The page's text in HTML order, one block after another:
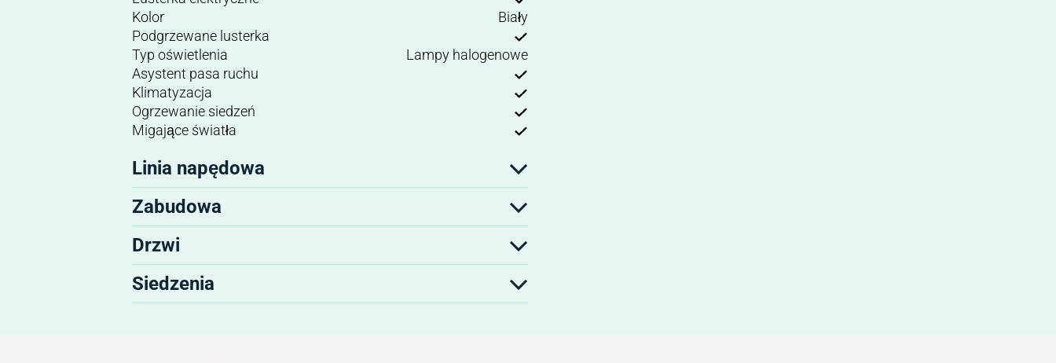
Kolor
Biały
Podgrzewane lusterka
Typ oświetlenia
Lampy halogenowe
Asystent pasa ruchu
Klimatyzacja
Ogrzewanie siedzeń
Migające światła
Linia napędowa
Zabudowa
Drzwi
Siedzenia